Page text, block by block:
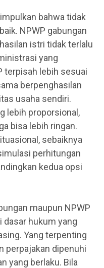
bahwa tidak
NPWP gabungan
istri tidak terlalu
yang
terpisah lebih sesuai
berpenghasilan
usaha sendiri.
lebih proporsional,
bisa lebih ringan.
sebaiknya
perhitungan
kedua opsi
maupun NPWP
hukum yang
Yang terpenting
perpajakan dipenuhi
yang berlaku. Bila